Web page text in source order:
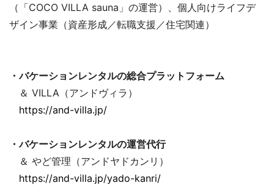
（「COCO VILLA sauna」の運営）、個人向けライフデ
ザイン事業（資産形成／転職支援／住宅関連）
・バケーションレンタルの総合プラットフォーム
＆ VILLA（アンドヴィラ）
https://and-villa.jp/
・バケーションレンタルの運営代行
＆ やど管理（アンドヤドカンリ）
https://and-villa.jp/yado-kanri/